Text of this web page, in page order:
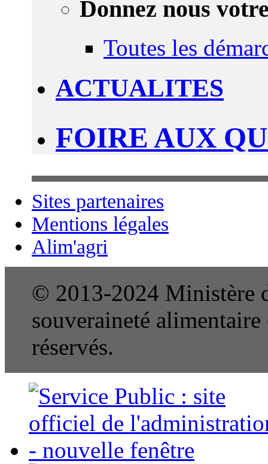
Donnez nous
Toutes les
ACTUALITES
FOIRE AUX
Sites partenaires
Mentions légales
Alim'agri
© 2013-2024 Ministère
souveraineté
réservés.